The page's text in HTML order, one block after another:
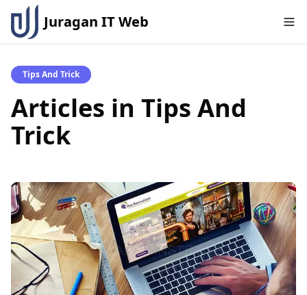
Juragan IT Web
Tips And Trick
Articles in Tips And
Trick